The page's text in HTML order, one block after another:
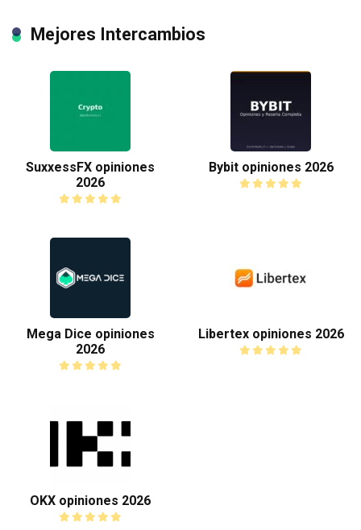
Mejores Intercambios
SuxxessFX opiniones
2026
Bybit opiniones 2026
Mega Dice opiniones
2026
Libertex opiniones 2026
OKX opiniones 2026